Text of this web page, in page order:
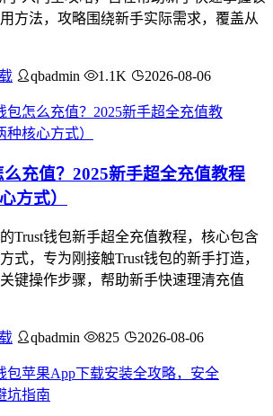
方法，攻略围绕新手实际需求，覆盖从
qbadmin 1.1K 2026-08-06
充值？2025新手超全充值教程
方式）
Trust钱包新手超全充值教程，核心包含
式，专为刚接触Trust钱包的新手打造，
键操作步骤，帮助新手快速理清充值
qbadmin 825 2026-08-06